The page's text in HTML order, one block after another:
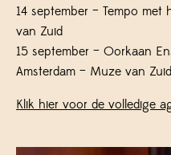
14 september – Tempo
van Zuid
15 september – Oorkaan
Amsterdam – Muze van Zuid
Klik hier voor de volledige